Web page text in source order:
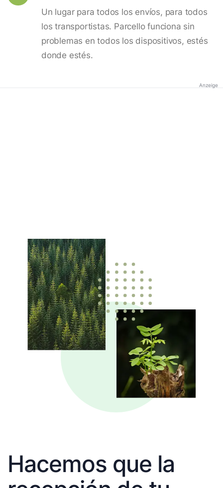
Un lugar para todos los envíos, para todos
los transportistas. Parcello funciona sin
problemas en todos los dispositivos, estés
donde estés.
Anzeige
Hacemos que la